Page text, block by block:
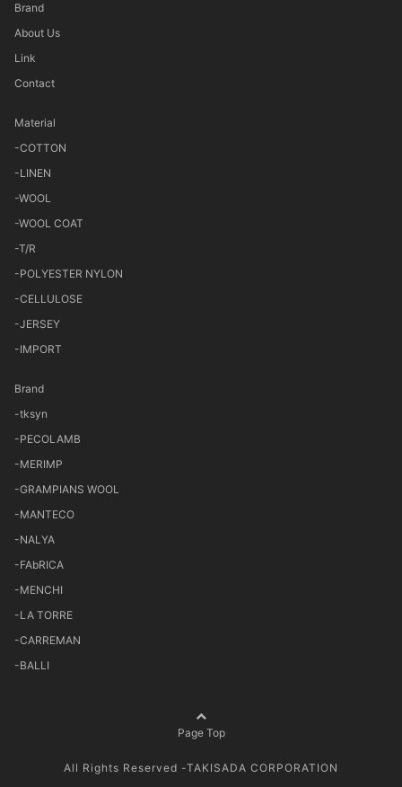
Brand
About Us
Link
Contact
Material
-COTTON
-LINEN
-WOOL
-WOOL COAT
-T/R
-POLYESTER NYLON
-CELLULOSE
-JERSEY
-IMPORT
Brand
-tksyn
-PECOLAMB
-MERIMP
-GRAMPIANS WOOL
-MANTECO
-NALYA
-FAbRICA
-MENCHI
-LA TORRE
-CARREMAN
-BALLI
Page Top
All Rights Reserved -TAKISADA CORPORATION